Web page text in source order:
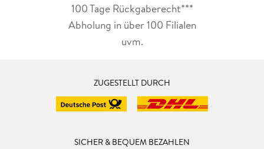
100 Tage Rückgaberecht***
Abholung in über 100 Filialen
uvm.
ZUGESTELLT DURCH
SICHER & BEQUEM BEZAHLEN